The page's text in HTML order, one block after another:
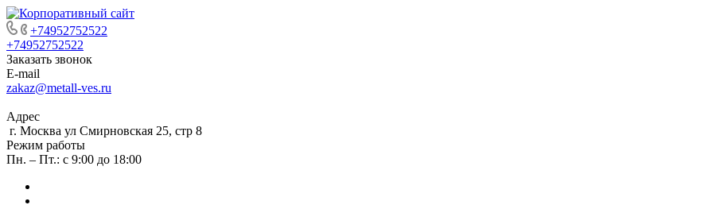
+74952752522
+74952752522
Заказать звонок
E-mail
zakaz@metall-ves.ru
Адрес
г. Москва ул Смирновская 25, стр 8
Режим работы
Пн. – Пт.: с 9:00 до 18:00